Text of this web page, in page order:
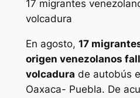
17 migrantes
volcadura
En agosto, 17
origen venezolanos
volcadura de autobús
Oaxaca- Puebla. De